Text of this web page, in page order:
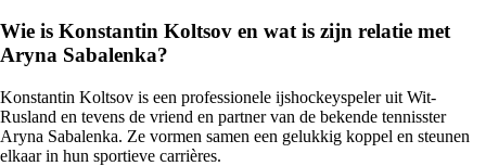
Wie is Konstantin Koltsov en wat is zijn relatie met
Aryna Sabalenka?
Konstantin Koltsov is een professionele ijshockeyspeler uit Wit-
Rusland en tevens de vriend en partner van de bekende tennisster
Aryna Sabalenka. Ze vormen samen een gelukkig koppel en steunen
elkaar in hun sportieve carrières.